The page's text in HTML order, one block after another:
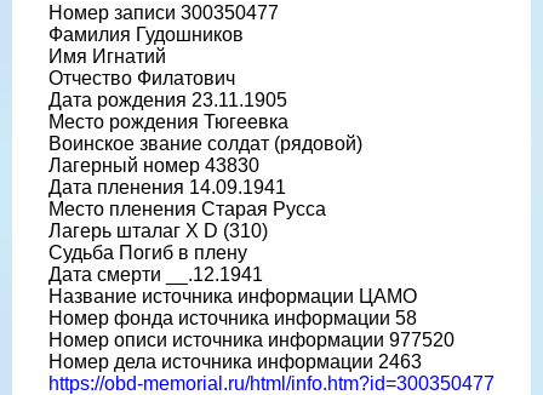
Номер записи 300350477
Фамилия Гудошников
Имя Игнатий
Отчество Филатович
Дата рождения 23.11.1905
Место рождения Тюгеевка
Воинское звание солдат (рядовой)
Лагерный номер 43830
Дата пленения 14.09.1941
Место пленения Старая Русса
Лагерь шталаг X D (310)
Судьба Погиб в плену
Дата смерти __.12.1941
Название источника информации ЦАМО
Номер фонда источника информации 58
Номер описи источника информации 977520
Номер дела источника информации 2463
https://obd-memorial.ru/html/info.htm?id=300350477